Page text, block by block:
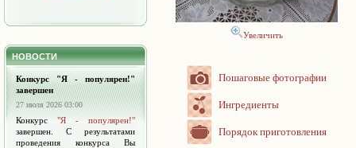
НОВОСТИ
Конкурс "Я - популярен!"
завершен
27 июля 2026 03:00
Конкурс "Я - популярен!"
завершен. С результатами
проведения конкурса Вы
Увеличить
Пошаговые фотографии
Ингредиенты
Порядок приготовления